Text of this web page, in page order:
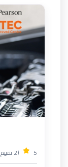
5 (2 تقييم الدورة)